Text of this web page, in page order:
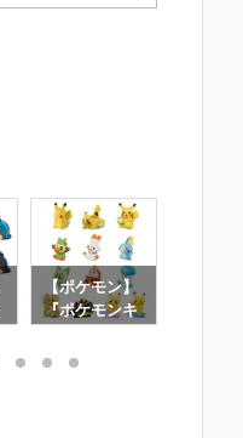
【ポケモン】
『ポケモンキ
スペシャルvo